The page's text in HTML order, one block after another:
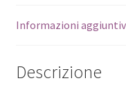
Informazioni
Descrizione